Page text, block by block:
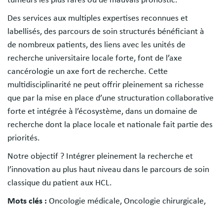
Des services aux multiples expertises reconnues et
labellisés, des parcours de soin structurés bénéficiant à
de nombreux patients, des liens avec les unités de
recherche universitaire locale forte, font de l’axe
cancérologie un axe fort de recherche. Cette
multidisciplinarité ne peut offrir pleinement sa richesse
que par la mise en place d’une structuration collaborative
forte et intégrée à l’écosystème, dans un domaine de
recherche dont la place locale et nationale fait partie des
priorités.
Notre objectif ? Intégrer pleinement la recherche et
l’innovation au plus haut niveau dans le parcours de soin
classique du patient aux HCL.
Mots clés : Oncologie médicale, Oncologie chirurgicale,